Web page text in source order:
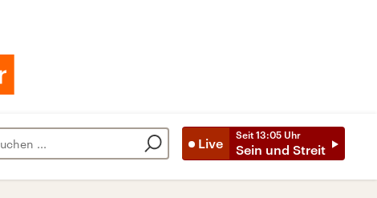
Live
Seit 13:05 Uhr
Sein und Streit